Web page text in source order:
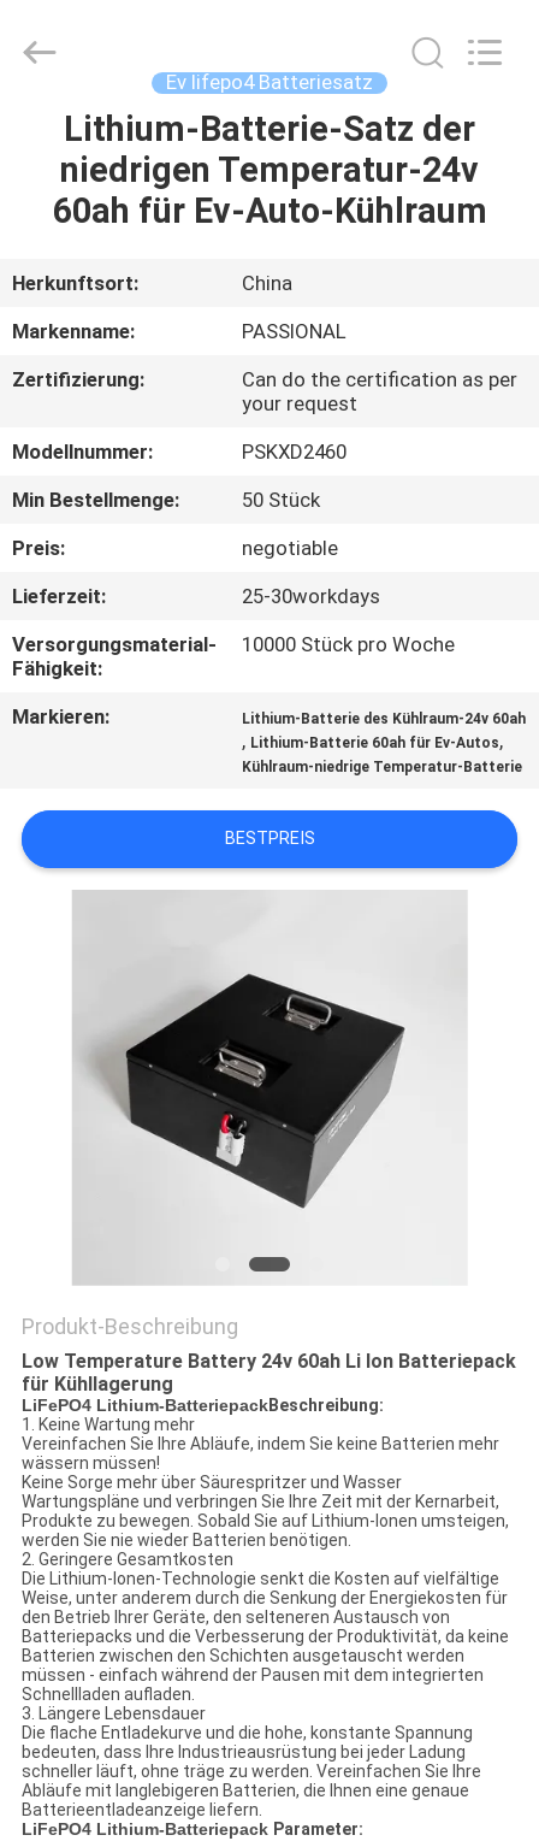
HAUS
PRODUKTE
ÜBER
UNS
FABRIK-
AUSFLUG
QUALITÄTSKONTROLLE
TRETEN
SIE
MIT
UNS
VERBINDUNG
NACHRICHTEN
SITEMAP
PRIVACY
Ltd..
Ev lifepo4 Batteriesatz
Lithium-Batterie-Satz der
niedrigen Temperatur-24v
60ah für Ev-Auto-Kühlraum
Herkunftsort:
China
Markenname:
PASSIONAL
Zertifizierung:
Can do the certification as per
your request
Modellnummer:
PSKXD2460
Min Bestellmenge:
50 Stück
Preis:
negotiable
Lieferzeit:
25-30workdays
Versorgungsmaterial-
Fähigkeit:
10000 Stück pro Woche
Markieren: Lithium-Batterie des Kühlraum-24v 60ah
, Lithium-Batterie 60ah für Ev-Autos,
Kühlraum-niedrige Temperatur-Batterie
BESTPREIS
Produkt-Beschreibung
Low Temperature Battery 24v 60ah Li Ion Batteriepack
für Kühllagerung
LiFePO4 Lithium-BatteriepackBeschreibung:
1. Keine Wartung mehr
Vereinfachen Sie Ihre Abläufe, indem Sie keine Batterien mehr
wässern müssen!
Keine Sorge mehr über Säurespritzer und Wasser
Wartungspläne und verbringen Sie Ihre Zeit mit der Kernarbeit,
Produkte zu bewegen. Sobald Sie auf Lithium-Ionen umsteigen,
werden Sie nie wieder Batterien benötigen.
2. Geringere Gesamtkosten
Die Lithium-Ionen-Technologie senkt die Kosten auf vielfältige
Weise, unter anderem durch die Senkung der Energiekosten für
den Betrieb Ihrer Geräte, den selteneren Austausch von
Batteriepacks und die Verbesserung der Produktivität, da keine
Batterien zwischen den Schichten ausgetauscht werden
müssen - einfach während der Pausen mit dem integrierten
Schnellladen aufladen.
3. Längere Lebensdauer
Die flache Entladekurve und die hohe, konstante Spannung
bedeuten, dass Ihre Industrieausrüstung bei jeder Ladung
schneller läuft, ohne träge zu werden. Vereinfachen Sie Ihre
Abläufe mit langlebigeren Batterien, die Ihnen eine genaue
Batterieentladeanzeige liefern.
LiFePO4 Lithium-Batteriepack Parameter: